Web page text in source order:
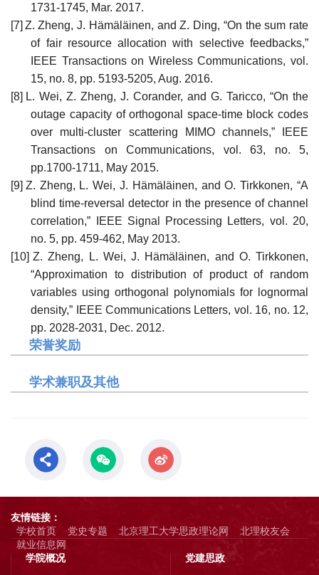
1731-1745, Mar. 2017.
[7] Z. Zheng, J. Hämäläinen, and Z. Ding, “On the sum rate
of fair resource allocation with selective feedbacks,”
IEEE Transactions on Wireless Communications, vol.
15, no. 8, pp. 5193-5205, Aug. 2016.
[8] L. Wei, Z. Zheng, J. Corander, and G. Taricco, “On the
outage capacity of orthogonal space-time block codes
over multi-cluster scattering MIMO channels,” IEEE
Transactions on Communications, vol. 63, no. 5,
pp.1700-1711, May 2015.
[9] Z. Zheng, L. Wei, J. Hämäläinen, and O. Tirkkonen, “A
blind time-reversal detector in the presence of channel
correlation,” IEEE Signal Processing Letters, vol. 20,
no. 5, pp. 459-462, May 2013.
[10] Z. Zheng, L. Wei, J. Hämäläinen, and O. Tirkkonen,
“Approximation to distribution of product of random
variables using orthogonal polynomials for lognormal
density,” IEEE Communications Letters, vol. 16, no. 12,
pp. 2028-2031, Dec. 2012.
荣誉奖励
学术兼职及其他
友情链接：
学校首页
党史专题 北京理工大学思政理论网
北理校友会
就业信息网
学院概况
党建思政